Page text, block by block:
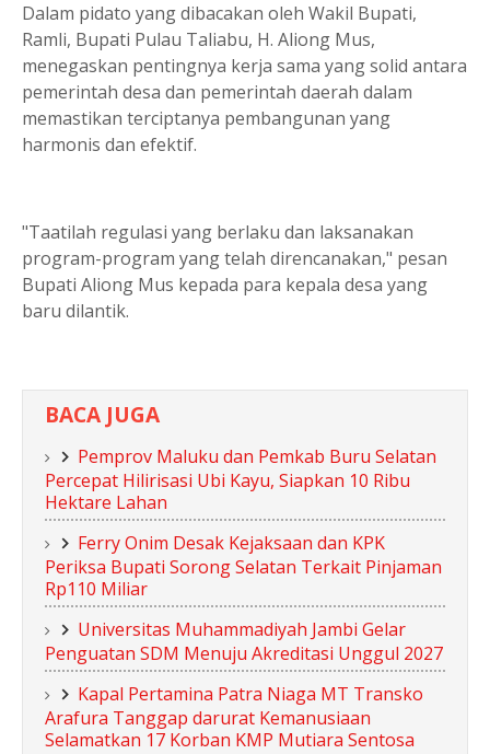
Dalam pidato yang dibacakan oleh Wakil Bupati,
Ramli, Bupati Pulau Taliabu, H. Aliong Mus,
menegaskan pentingnya kerja sama yang solid antara
pemerintah desa dan pemerintah daerah dalam
memastikan terciptanya pembangunan yang
harmonis dan efektif.
"Taatilah regulasi yang berlaku dan laksanakan
program-program yang telah direncanakan," pesan
Bupati Aliong Mus kepada para kepala desa yang
baru dilantik.
BACA JUGA
Pemprov Maluku dan Pemkab Buru Selatan
Percepat Hilirisasi Ubi Kayu, Siapkan 10 Ribu
Hektare Lahan
Ferry Onim Desak Kejaksaan dan KPK
Periksa Bupati Sorong Selatan Terkait Pinjaman
Rp110 Miliar
Universitas Muhammadiyah Jambi Gelar
Penguatan SDM Menuju Akreditasi Unggul 2027
Kapal Pertamina Patra Niaga MT Transko
Arafura Tanggap darurat Kemanusiaan
Selamatkan 17 Korban KMP Mutiara Sentosa